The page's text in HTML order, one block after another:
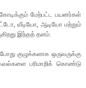
மேற்பட்ட பயனர்கள்
வீடியோ, ஆடியோ மற்றும்
இந்தத் தளம்.
குழுக்களாக ஒருவருக்கு
பரிமாறிக் கொண்டு